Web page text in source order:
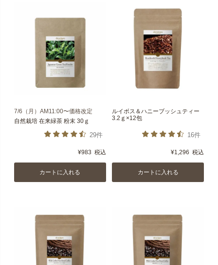
7/6（月）AM11:00〜価格改定
自然栽培 在来緑茶 粉末 30ｇ
29件
¥983 税込
カートに入れる
ルイボス＆ハニーブッシュティー
3.2ｇ×12包
16件
¥1,296 税込
カートに入れる